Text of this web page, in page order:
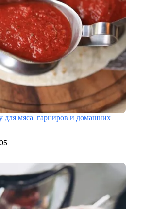
для мяса, гарниров и домашних